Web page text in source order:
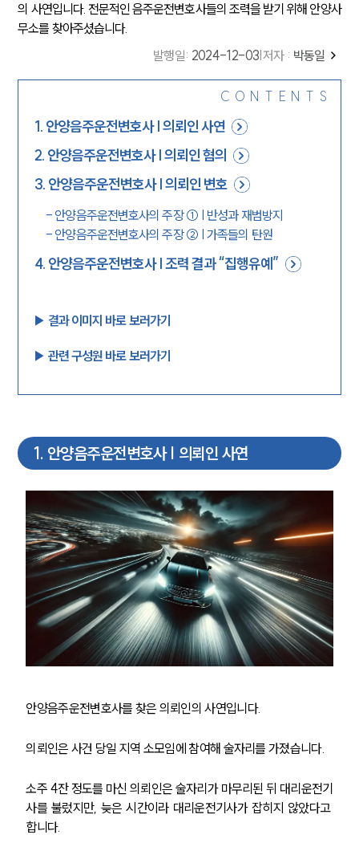
의 사연입니다. 전문적인 음주운전변호사들의 조력을 받기 위해 안양사
무소를 찾아주셨습니다.
발행일: 2024-12-03 저자 : 박동일
CONTENTS
1. 안양음주운전변호사 | 의뢰인 사연
2. 안양음주운전변호사 | 의뢰인 혐의
3. 안양음주운전변호사 | 의뢰인 변호
- 안양음주운전변호사의 주장 ① | 반성과 재범방지
- 안양음주운전변호사의 주장 ② | 가족들의 탄원
4. 안양음주운전변호사 | 조력 결과 “집행유예”
▶︎ 결과 이미지 바로 보러가기
▶︎ 관련 구성원 바로 보러가기
1. 안양음주운전변호사 | 의뢰인 사연
안양음주운전변호사를 찾은 의뢰인의 사연입니다.
의뢰인은 사건 당일 지역 소모임에 참여해 술자리를 가졌습니다.
소주 4잔 정도를 마신 의뢰인은 술자리가 마무리된 뒤 대리운전기
사를 불렀지만, 늦은 시간이라 대리운전기사가 잡히지 않았다고
합니다.